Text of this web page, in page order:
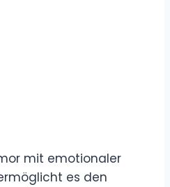
mit emotionaler
es den